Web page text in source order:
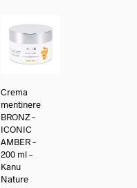
Crema
mentinere
BRONZ –
ICONIC
AMBER –
200 ml –
Kanu
Nature